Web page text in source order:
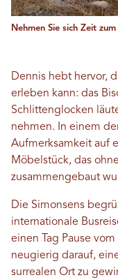
Nehmen Sie sich Zeit
Dennis hebt hervor,
erleben kann: das
Schlittenglocken
nehmen. In einem
Aufmerksamkeit auf
Möbelstück, das
zusammengebaut
Die Simonsens
internationale
einen Tag Pause
neugierig darauf,
surrealen Ort zu